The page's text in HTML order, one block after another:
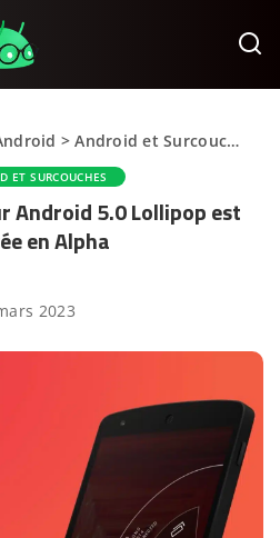
>Android et Surcouches
ET SURCOUCHES
Android 5.0 Lollipop est
en Alpha
2023